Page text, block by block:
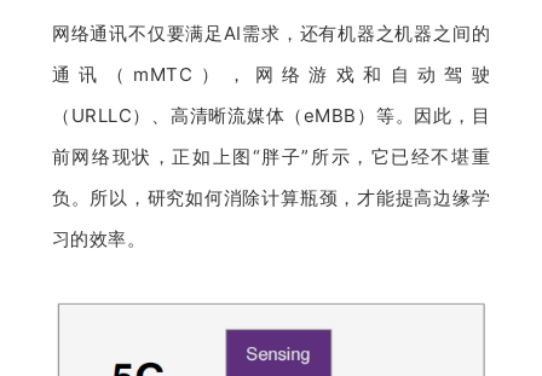
网络通讯不仅要满足AI需求，还有机器之机器之间的
通讯（mMTC），网络游戏和自动驾驶
（URLLC）、高清晰流媒体（eMBB）等。因此，目
前网络现状，正如上图“胖子”所示，它已经不堪重
负。所以，研究如何消除计算瓶颈，才能提高边缘学
习的效率。